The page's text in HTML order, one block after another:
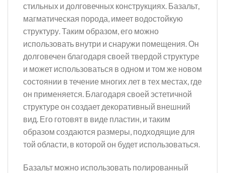
стильных и долговечных конструкциях. Базальт,
магматическая порода, имеет водостойкую
структуру. Таким образом, его можно
использовать внутри и снаружи помещения. Он
долговечен благодаря своей твердой структуре
и может использоваться в одном и том же новом
состоянии в течение многих лет в тех местах, где
он применяется. Благодаря своей эстетичной
структуре он создает декоративный внешний
вид. Его готовят в виде пластин, и таким
образом создаются размеры, подходящие для
той области, в которой он будет использоваться.
Базальт можно использовать полированный